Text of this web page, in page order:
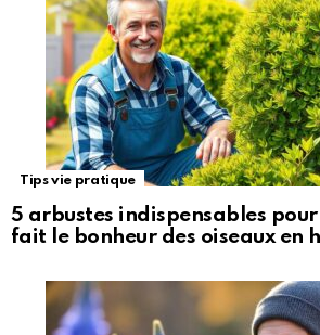
Tips vie pratique
5 arbustes indispensables
fait le bonheur des oiseaux en